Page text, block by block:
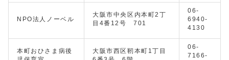
NPO法人ノーベル
大阪市中央区内本町2丁
目4番12号 701
06-
6940-
4130
本町おひさま病後
大阪市西区靭本町1丁目
06-
7166-